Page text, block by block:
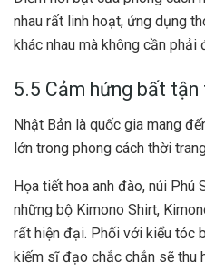
nhau rất linh hoạt, ứng dụng
khác nhau mà không cần phải
5.5 Cảm hứng bất
Nhật Bản là quốc gia mang
lớn trong phong cách thời
Họa tiết hoa anh đào, núi
những bộ Kimono Shirt,
rất hiện đại. Phối với kiểu tóc
kiếm sĩ đạo chắc chắn sẽ thu